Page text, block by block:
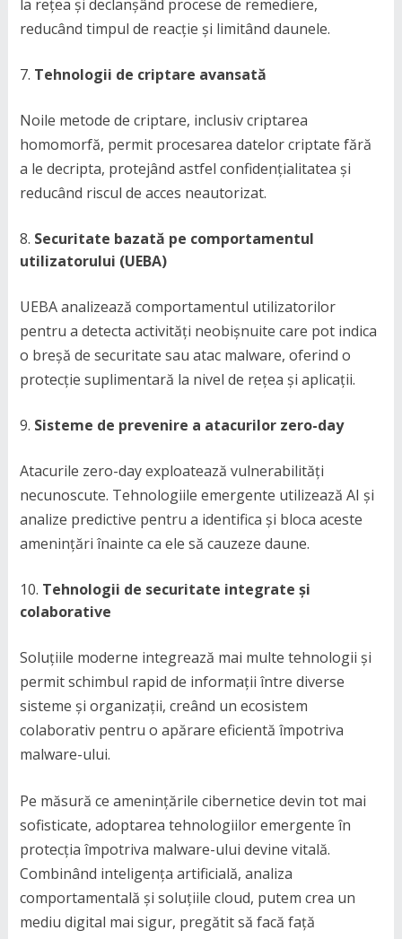
la rețea și declanșând procese de remediere,
reducând timpul de reacție și limitând daunele.
Tehnologii de criptare avansată
Noile metode de criptare, inclusiv criptarea
homomorfă, permit procesarea datelor criptate fără
a le decripta, protejând astfel confidențialitatea și
reducând riscul de acces neautorizat.
Securitate bazată pe comportamentul
utilizatorului (UEBA)
UEBA analizează comportamentul utilizatorilor
pentru a detecta activități neobișnuite care pot indica
o breșă de securitate sau atac malware, oferind o
protecție suplimentară la nivel de rețea și aplicații.
Sisteme de prevenire a atacurilor zero-day
Atacurile zero-day exploatează vulnerabilități
necunoscute. Tehnologiile emergente utilizează AI și
analize predictive pentru a identifica și bloca aceste
amenințări înainte ca ele să cauzeze daune.
Tehnologii de securitate integrate și
colaborative
Soluțiile moderne integrează mai multe tehnologii și
permit schimbul rapid de informații între diverse
sisteme și organizații, creând un ecosistem
colaborativ pentru o apărare eficientă împotriva
malware-ului.
Pe măsură ce amenințările cibernetice devin tot mai
sofisticate, adoptarea tehnologiilor emergente în
protecția împotriva malware-ului devine vitală.
Combinând inteligența artificială, analiza
comportamentală și soluțiile cloud, putem crea un
mediu digital mai sigur, pregătit să facă față